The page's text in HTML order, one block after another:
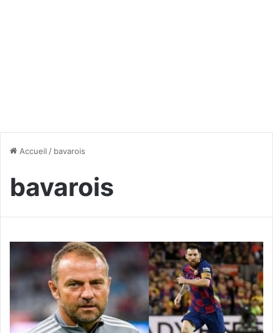
Accueil / bavarois
bavarois